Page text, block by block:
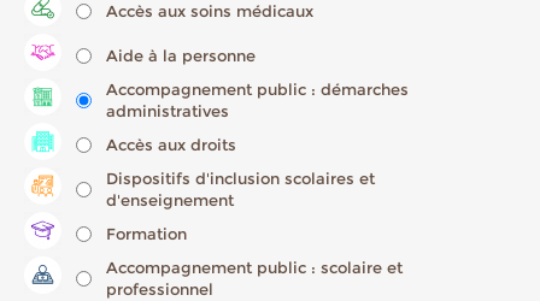
Accès aux soins médicaux
Aide à la personne
Accompagnement public : démarches
administratives
Accès aux droits
Dispositifs d'inclusion scolaires et
d'enseignement
Formation
Accompagnement public : scolaire et
professionnel